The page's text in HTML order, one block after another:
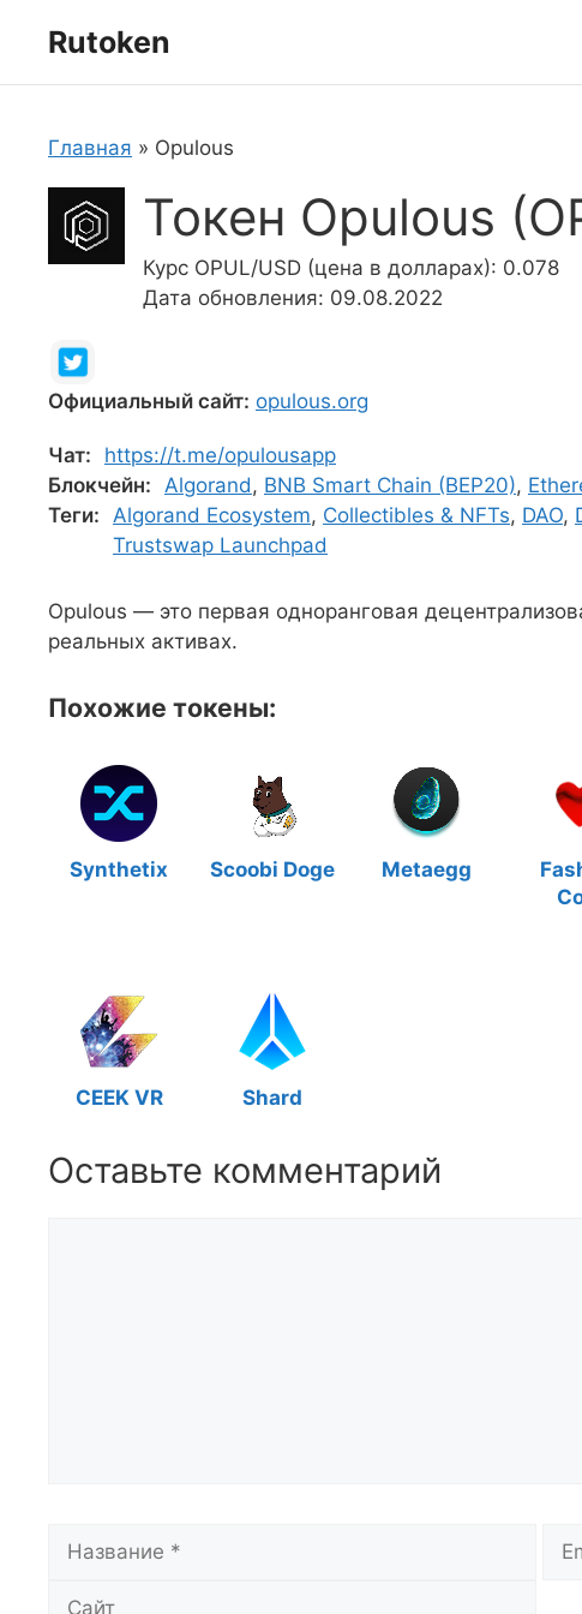
Rutoken
Главная » Opulous
Токен Opulous
Курс OPUL/USD (цена в долларах): 0.078
Дата обновления: 09.08.2022
Официальный сайт: opulous.org
Чат:
https://t.me/opulousapp
Блокчейн: Algorand, BNB Smart Chain (BEP20),
Теги: Algorand Ecosystem, Collectibles & NFTs, DAO,
Trustswap Launchpad
Opulous — это первая одноранговая
реальных активах.
Похожие токены:
Synthetix Scoobi Doge Metaegg
CEEK VR Shard
Оставьте комментарий